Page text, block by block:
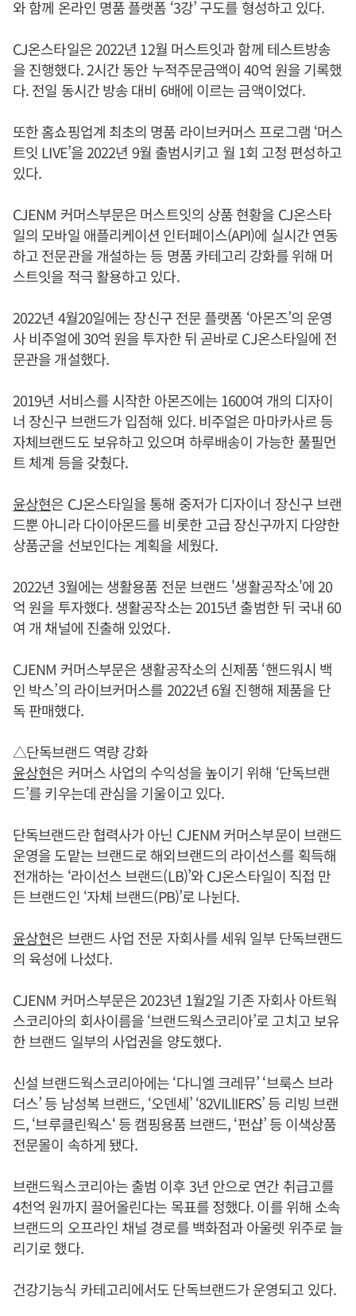
와 함께 온라인 명품 플랫폼 ‘3강’ 구도를 형성하고 있다.
CJ온스타일은 2022년 12월 머스트잇과 함께 테스트방송
을 진행했다. 2시간 동안 누적주문금액이 40억 원을 기록했
다. 전일 동시간 방송 대비 6배에 이르는 금액이었다.
또한 홈쇼핑업계 최초의 명품 라이브커머스 프로그램 ‘머스
트잇 LIVE’을 2022년 9월 출범시키고 월 1회 고정 편성하고
있다.
CJENM 커머스부문은 머스트잇의 상품 현황을 CJ온스타
일의 모바일 애플리케이션 인터페이스(API)에 실시간 연동
하고 전문관을 개설하는 등 명품 카테고리 강화를 위해 머
스트잇을 적극 활용하고 있다.
2022년 4월20일에는 장신구 전문 플랫폼 ‘아몬즈’의 운영
사 비주얼에 30억 원을 투자한 뒤 곧바로 CJ온스타일에 전
문관을 개설했다.
2019년 서비스를 시작한 아몬즈에는 1600여 개의 디자이
너 장신구 브랜드가 입점해 있다. 비주얼은 마마카사르 등
자체브랜드도 보유하고 있으며 하루배송이 가능한 풀필먼
트 체계 등을 갖췄다.
윤상현은 CJ온스타일을 통해 중저가 디자이너 장신구 브랜
드뿐 아니라 다이아몬드를 비롯한 고급 장신구까지 다양한
상품군을 선보인다는 계획을 세웠다.
2022년 3월에는 생활용품 전문 브랜드 '생활공작소'에 20
억 원을 투자했다. 생활공작소는 2015년 출범한 뒤 국내 60
여 개 채널에 진출해 있었다.
CJENM 커머스부문은 생활공작소의 신제품 ‘핸드워시 백
인 박스’의 라이브커머스를 2022년 6월 진행해 제품을 단
독 판매했다.
△단독브랜드 역량 강화
윤상현은 커머스 사업의 수익성을 높이기 위해 ‘단독브랜
드’를 키우는데 관심을 기울이고 있다.
단독브랜드란 협력사가 아닌 CJENM 커머스부문이 브랜드
운영을 도맡는 브랜드로 해외브랜드의 라이선스를 획득해
전개하는 ‘라이선스 브랜드(LB)’와 CJ온스타일이 직접 만
든 브랜드인 ‘자체 브랜드(PB)’로 나뉜다.
윤상현은 브랜드 사업 전문 자회사를 세워 일부 단독브랜드
의 육성에 나섰다.
CJENM 커머스부문은 2023년 1월2일 기존 자회사 아트웍
스코리아의 회사이름을 ‘브랜드웍스코리아’로 고치고 보유
한 브랜드 일부의 사업권을 양도했다.
신설 브랜드웍스코리아에는 ‘다니엘 크레뮤’ ‘브룩스 브라
더스’ 등 남성복 브랜드, ‘오덴세’ ‘82VILlIERS’ 등 리빙 브랜
드, ‘브루클린웍스‘ 등 캠핑용품 브랜드, ‘펀샵’ 등 이색상품
전문몰이 속하게 됐다.
브랜드웍스코리아는 출범 이후 3년 안으로 연간 취급고를
4천억 원까지 끌어올린다는 목표를 정했다. 이를 위해 소속
브랜드의 오프라인 채널 경로를 백화점과 아울렛 위주로 늘
리기로 했다.
건강기능식 카테고리에서도 단독브랜드가 운영되고 있다.